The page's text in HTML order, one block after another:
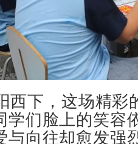
西下，这场精彩
学们脸上的笑容
与向往却愈发强